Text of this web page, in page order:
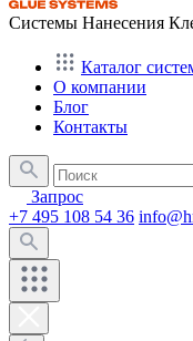
Системы Нанесения
Каталог
О компании
Блог
Контакты
Запрос
+7 495 108 54 36